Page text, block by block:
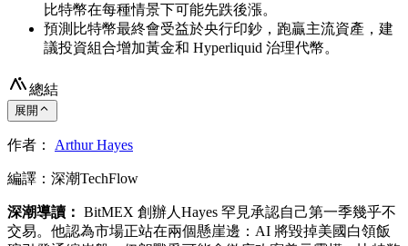
比特幣在每種情景下可能先跌後漲。
預測比特幣最終會受益於央行印鈔，跑贏主流資產，建
議投資組合增加黃金和 Hyperliquid 治理代幣。
總結
展開
作者： Arthur Hayes
編譯：深潮TechFlow
深潮導讀： BitMEX 創辦人Hayes 罕見承認自己第一季幾乎不
交易。他認為市場正站在兩個懸崖邊：AI 將毀掉美國白領飯